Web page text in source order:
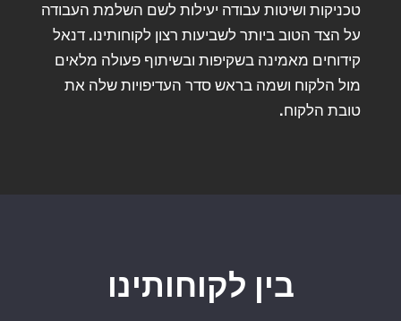
טכניקות ושיטות עבודה יעילות לשם השלמת העבודה
על הצד הטוב ביותר לשביעות רצון לקוחותינו. דנאל
קידוחים מאמינה בשקיפות ובשיתוף פעולה מלאים
מול הלקוח ושמה בראש סדר העדיפויות שלה את
טובת הלקוח.
בין לקוחותינו